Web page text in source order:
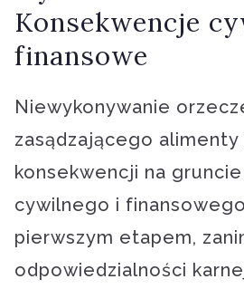
Konsekwencje
finansowe
Niewykonywanie
zasądzającego
konsekwencji na
cywilnego i
pierwszym etapem,
odpowiedzialności